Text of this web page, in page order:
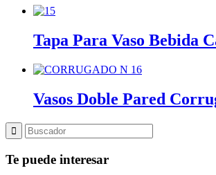
Tapa Para Vaso Bebida
Vasos Doble Pared
Te puede interesar